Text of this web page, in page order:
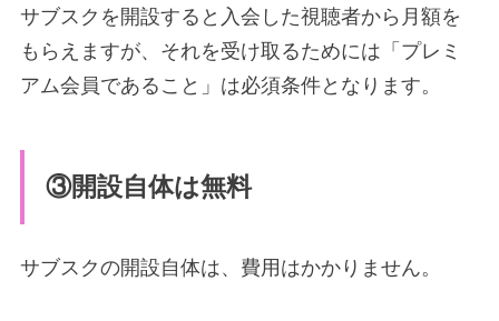
サブスクを開設すると入会した視聴者から月額を
もらえますが、それを受け取るためには「プレミ
アム会員であること」は必須条件となります。
③開設自体は無料
サブスクの開設自体は、費用はかかりません。